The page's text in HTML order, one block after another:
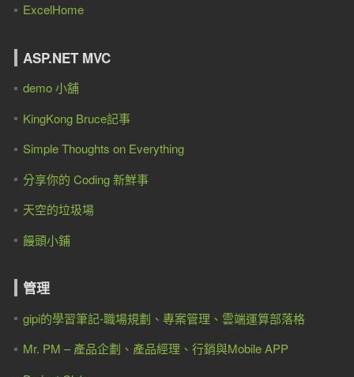
ExcelHome
ASP.NET MVC
demo 小舖
KingKong Bruce記事
Simple Thoughts on Everything
分享你的 Coding 新鮮事
天空的垃圾場
饅頭小鋪
管理
gipi的學習筆記-職場規劃、專案管理、雲端運算部落格
Mr. PM – 產品企劃、產品經理、行銷與Mobile APP